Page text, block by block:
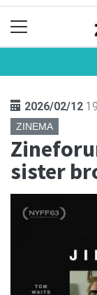
2026/02/12
ZINEMA
sister